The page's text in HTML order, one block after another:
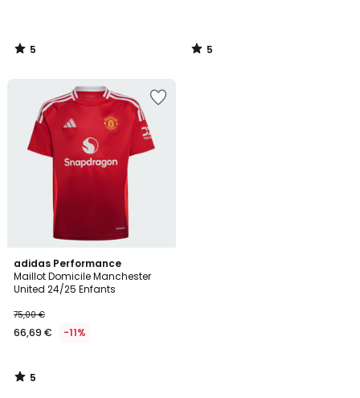
5
/
5
/
adidas Performance
Maillot Domicile Manchester
United 24/25 Enfants
75,00 €
66,69 € -11%
5
/
5
5
/